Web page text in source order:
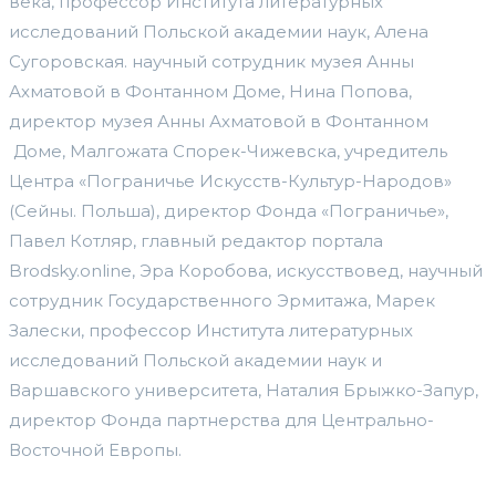
исследований Польской академии наук, Алена
Сугоровская. научный сотрудник музея Анны
Ахматовой в Фонтанном Доме, Нина Попова,
директор музея Анны Ахматовой в Фонтанном
Доме, Малгожата Спорек-Чижевска, учредитель
Центра «Пограничье Искусств-Культур-Народов»
(Сейны. Польша), директор Фонда «Пограничье»,
Павел Котляр, главный редактор портала
Brodsky.online, Эра Коробова, искусствовед, научный
сотрудник Государственного Эрмитажа, Марек
Залески, профессор Института литературных
исследований Польской академии наук и
Варшавского университета, Наталия Брыжко-Запур,
директор Фонда партнерства для Центрально-
Восточной Европы.